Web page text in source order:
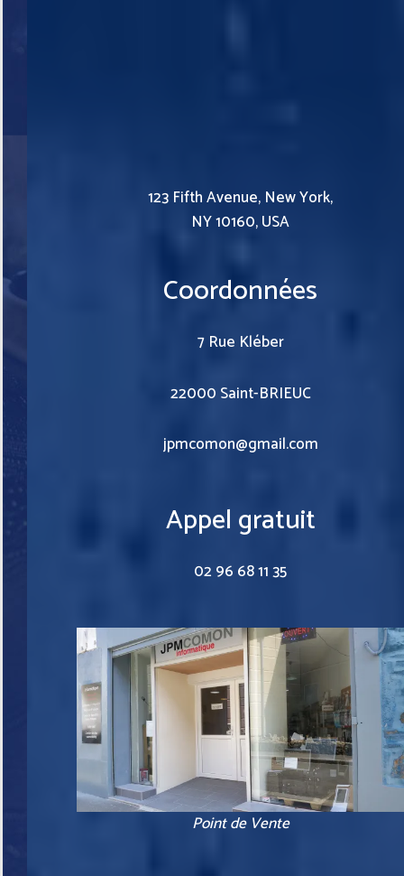
123 Fifth Avenue, New York,
NY 10160, USA
Coordonnées
7 Rue Kléber
22000 Saint-BRIEUC
jpmcomon@gmail.com
Appel gratuit
02 96 68 11 35
Point de Vente